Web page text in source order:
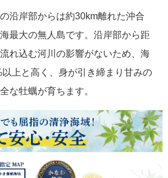
沿岸部からは約30km離れた沖合
最大の無人島です。沿岸部から距
れ込む河川の影響がないため、海
上と高く、身が引き締まり甘みの
な牡蠣が育ちます。